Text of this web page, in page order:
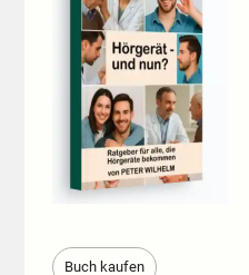
Buch kaufen